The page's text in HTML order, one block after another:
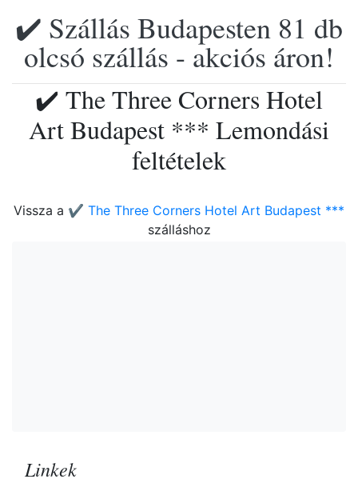
✔️ Szállás Budapesten 81 db
olcsó szállás - akciós áron!
✔️ The Three Corners Hotel
Art Budapest *** Lemondási
feltételek
Vissza a ✔️ The Three Corners Hotel Art Budapest ***
szálláshoz
Linkek